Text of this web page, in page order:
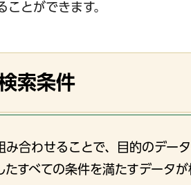
ことができます。
索条件
み合わせることで、目的のデー
すべての条件を満たすデータが